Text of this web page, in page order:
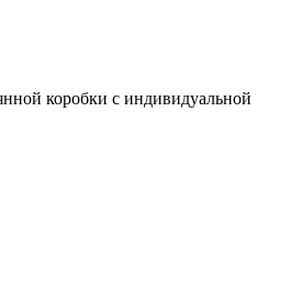
коробки с индивидуальной